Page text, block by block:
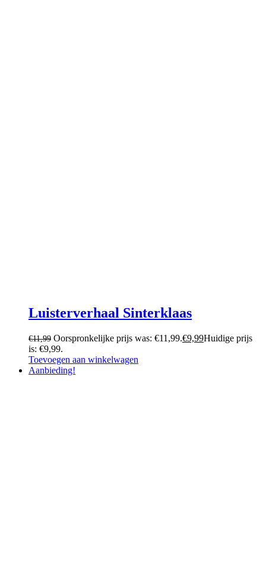
Luisterverhaal Sinterklaas
€11,99 Oorspronkelijke prijs was: €11,99.€9,99Huidige prijs
is: €9,99.
Toevoegen aan winkelwagen
Aanbieding!